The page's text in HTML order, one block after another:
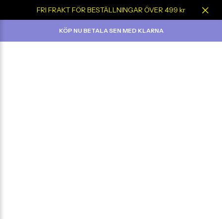
FRI FRAKT FÖR BESTÄLLNINGAR ÖVER 499 kr
KÖP NU BETALA SEN MED KLARNA